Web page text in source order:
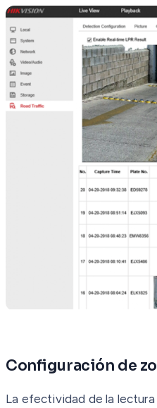
Configuración de
La efectividad de la